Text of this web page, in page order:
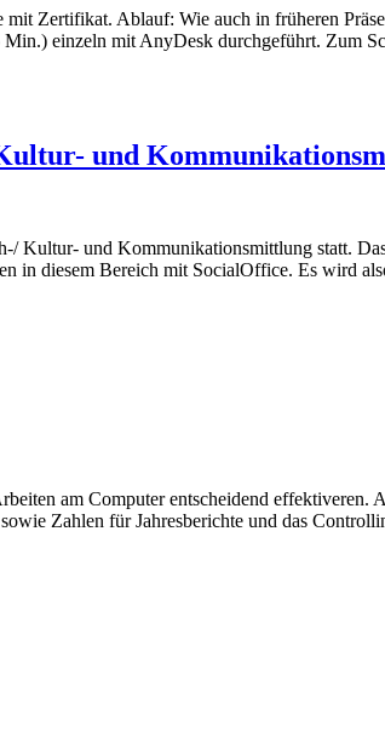
Zertifikat. Ablauf: Wie auch in früheren
einzeln mit AnyDesk durchgeführt. Zum
und
Kultur- und Kommunikationsmittlung statt.
in diesem Bereich mit SocialOffice. Es wird
am Computer entscheidend effektiveren.
Zahlen für Jahresberichte und das